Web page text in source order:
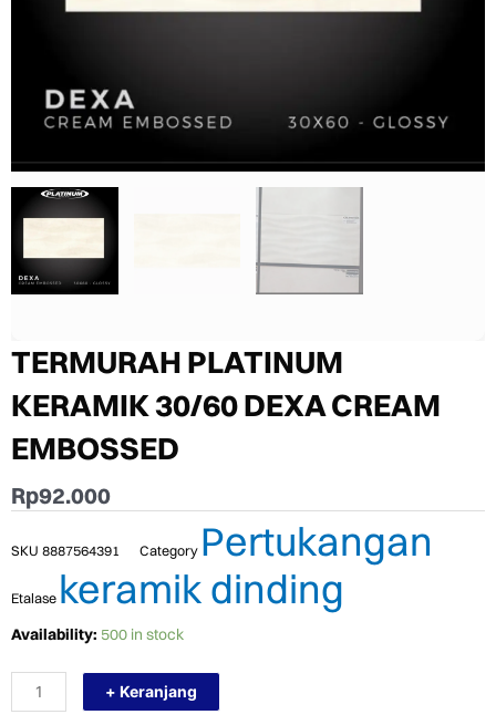
TERMURAH PLATINUM
KERAMIK 30/60 DEXA CREAM
EMBOSSED
Rp92.000
SKU 8887564391 Category Pertukangan
Etalase keramik dinding
Availability: 500 in stock
TERMURAH
KERAMIK
30/60
DEXA
+ Keranjang